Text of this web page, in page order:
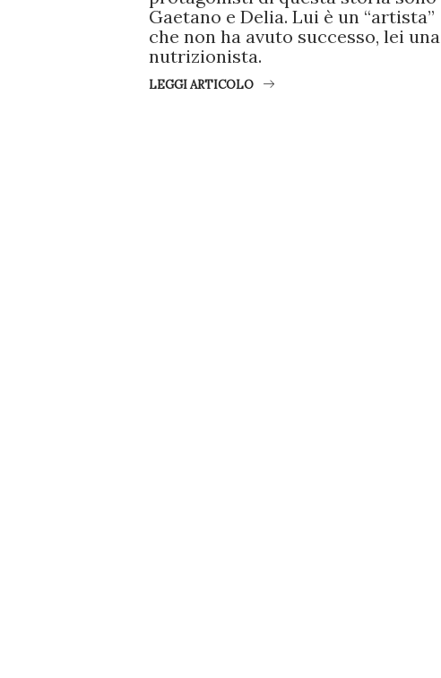
Gaetano e Delia. Lui è un “artista”
che non ha avuto successo, lei una
nutrizionista.
LEGGI ARTICOLO